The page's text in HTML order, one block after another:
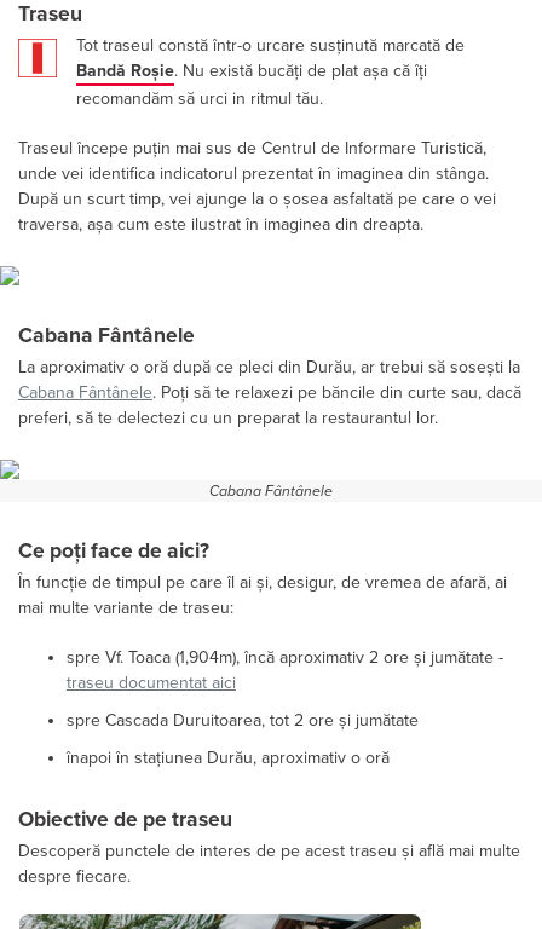
Traseu
Tot traseul constă într-o urcare susținută marcată de
Bandă Roșie. Nu există bucăți de plat așa că îți
recomandăm să urci in ritmul tău.
Traseul începe puțin mai sus de Centrul de Informare Turistică,
unde vei identifica indicatorul prezentat în imaginea din stânga.
După un scurt timp, vei ajunge la o șosea asfaltată pe care o vei
traversa, așa cum este ilustrat în imaginea din dreapta.
Cabana Fântânele
La aproximativ o oră după ce pleci din Durău, ar trebui să sosești la
Cabana Fântânele. Poți să te relaxezi pe băncile din curte sau, dacă
preferi, să te delectezi cu un preparat la restaurantul lor.
Cabana Fântânele
Ce poți face de aici?
În funcție de timpul pe care îl ai și, desigur, de vremea de afară, ai
mai multe variante de traseu:
spre Vf. Toaca (1,904m), încă aproximativ 2 ore și jumătate -
traseu documentat aici
spre Cascada Duruitoarea, tot 2 ore și jumătate
înapoi în stațiunea Durău, aproximativ o oră
Obiective de pe traseu
Descoperă punctele de interes de pe acest traseu și află mai multe
despre fiecare.